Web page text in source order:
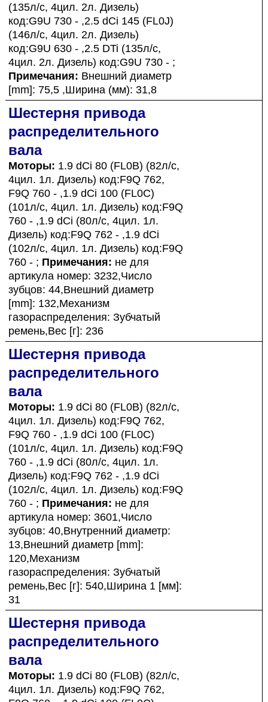
(135л/с, 4цил. 2л. Дизель)
код:G9U 730 - ,2.5 dCi 145 (FL0J)
(146л/с, 4цил. 2л. Дизель)
код:G9U 630 - ,2.5 DTi (135л/с,
4цил. 2л. Дизель) код:G9U 730 - ;
Примечания: Внешний диаметр
[mm]: 75,5 ,Ширина (мм): 31,8
Шестерня привода
распределительного
вала
Моторы: 1.9 dCi 80 (FL0B) (82л/с,
4цил. 1л. Дизель) код:F9Q 762,
F9Q 760 - ,1.9 dCi 100 (FL0C)
(101л/с, 4цил. 1л. Дизель) код:F9Q
760 - ,1.9 dCi (80л/с, 4цил. 1л.
Дизель) код:F9Q 762 - ,1.9 dCi
(102л/с, 4цил. 1л. Дизель) код:F9Q
760 - ; Примечания: не для
артикула номер: 3232,Число
зубцов: 44,Внешний диаметр
[mm]: 132,Механизм
газораспределения: Зубчатый
ремень,Вес [г]: 236
Шестерня привода
распределительного
вала
Моторы: 1.9 dCi 80 (FL0B) (82л/с,
4цил. 1л. Дизель) код:F9Q 762,
F9Q 760 - ,1.9 dCi 100 (FL0C)
(101л/с, 4цил. 1л. Дизель) код:F9Q
760 - ,1.9 dCi (80л/с, 4цил. 1л.
Дизель) код:F9Q 762 - ,1.9 dCi
(102л/с, 4цил. 1л. Дизель) код:F9Q
760 - ; Примечания: не для
артикула номер: 3601,Число
зубцов: 40,Внутренний диаметр:
13,Внешний диаметр [mm]:
120,Механизм
газораспределения: Зубчатый
ремень,Вес [г]: 540,Ширина 1 [мм]:
31
Шестерня привода
распределительного
вала
Моторы: 1.9 dCi 80 (FL0B) (82л/с,
4цил. 1л. Дизель) код:F9Q 762,